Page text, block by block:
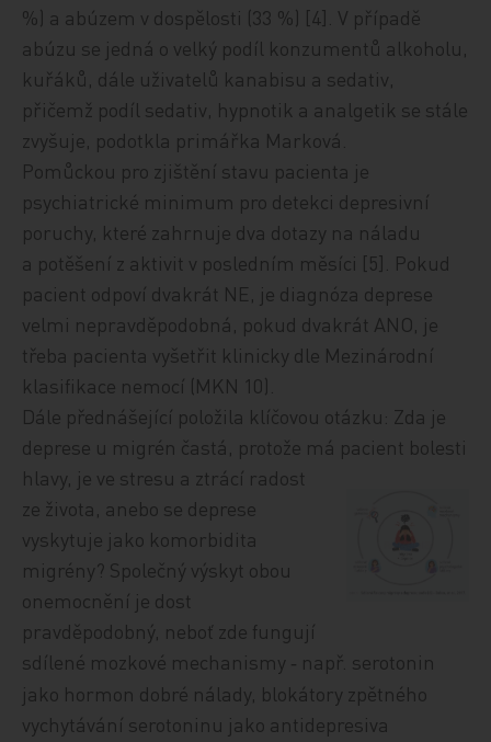
%) a abúzem v dospělosti (33 %) [4]. V případě
abúzu se jedná o velký podíl konzumentů alkoholu,
kuřáků, dále uživatelů kanabisu a sedativ,
přičemž podíl sedativ, hypnotik a analgetik se stále
zvyšuje, podotkla primářka Marková.
Pomůckou pro zjištění stavu pacienta je
psychiatrické minimum pro detekci depresivní
poruchy, které zahrnuje dva dotazy na náladu
a potěšení z aktivit v posledním měsíci [5]. Pokud
pacient odpoví dvakrát NE, je diagnóza deprese
velmi nepravděpodobná, pokud dvakrát ANO, je
třeba pacienta vyšetřit klinicky dle Mezinárodní
klasifikace nemocí (MKN 10).
Dále přednášející položila klíčovou otázku: Zda je
deprese u migrén častá, protože má pacient bolesti
hlavy, je ve stresu a ztrácí radost
ze života, anebo se deprese
vyskytuje jako komorbidita
migrény? Společný výskyt obou
onemocnění je dost
pravděpodobný, neboť zde fungují
sdílené mozkové mechanismy - např. serotonin
jako hormon dobré nálady, blokátory zpětného
vychytávání serotoninu jako antidepresiva